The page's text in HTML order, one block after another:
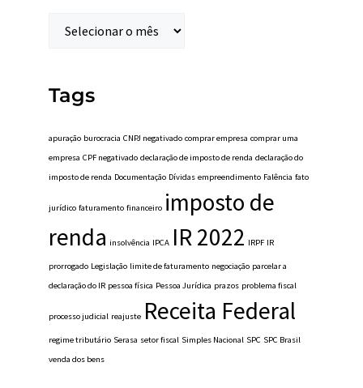
Tags
apuração burocracia CNPJ negativado comprar empresa comprar uma
empresa CPF negativado declaração de imposto de renda declaração do
imposto de renda Documentação Dívidas empreendimento Falência fato
jurídico faturamento financeiro imposto de
renda insolvência IPCA IR 2022 IRPF IR
prorrogado Legislação limite de faturamento negociação parcelar a
declaração do IR pessoa física Pessoa Jurídica prazos problema fiscal
processo judicial reajuste Receita Federal
regime tributário Serasa setor fiscal Simples Nacional SPC SPC Brasil
venda dos bens